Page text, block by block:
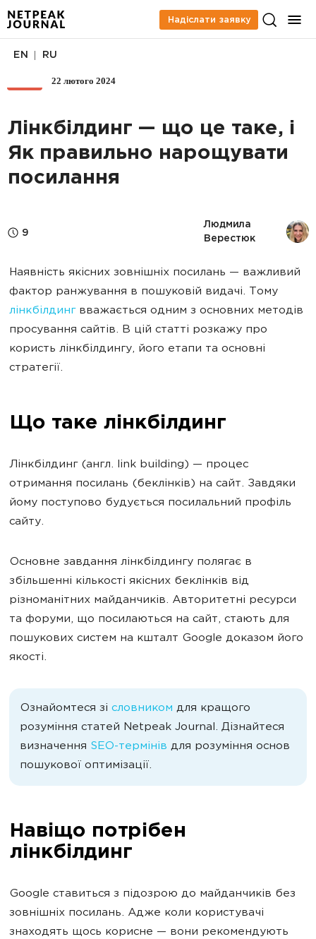
Надіслати заявку
22 лютого 2024
EN RU
Лінкбілдинг — що це таке, і
Як правильно нарощувати
посилання
9
Людмила
Верестюк
Наявність якісних зовнішніх посилань — важливий
фактор ранжування в пошуковій видачі. Тому
лінкбілдингвважається одним з основних методів
просування сайтів. В цій статті розкажу про
користь лінкбілдингу, його етапи та основні
стратегії.
Що таке лінкбілдинг
Лінкбілдинг (англ. link building) — процес
отримання посилань (беклінків) на сайт. Завдяки
йому поступово будується посилальний профіль
сайту.
Основне завдання лінкбілдингу полягає в
збільшенні кількості якісних беклінків від
різноманітних майданчиків. Авторитетні ресурси
та форуми, що посилаються на сайт, стають для
пошукових систем на кшталт Google доказом його
якості.
Ознайомтеся зі словником для кращого
розуміння статей Netpeak Journal. Дізнайтеся
визначення SEO-термінів для розуміння основ
пошукової оптимізації.
Навіщо потрібен
лінкбілдинг
Google ставиться з підозрою до майданчиків без
зовнішніх посилань. Адже коли користувачі
знаходять щось корисне — вони рекомендують